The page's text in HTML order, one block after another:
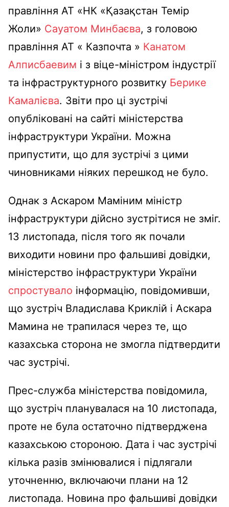
правління АТ «НК «Қазақстан Темір
Жоли» Сауатом Минбаєва, з головою
правління АТ « Казпочта » Канатом
Алписбаевим і з віце-міністром індустрії
та інфраструктурного розвитку Берике
Камалієва. Звіти про ці зустрічі
опубліковані на сайті міністерства
інфраструктури України. Можна
припустити, що для зустрічі з цими
чиновниками ніяких перешкод не було.
Однак з Аскаром Маміним міністр
інфраструктури дійсно зустрітися не зміг.
13 листопада, після того як почали
виходити новини про фальшиві довідки,
міністерство інфраструктури України
спростувало інформацію, повідомивши,
що зустріч Владислава Криклій і Аскара
Мамина не трапилася через те, що
казахська сторона не змогла підтвердити
час зустрічі.
Прес-служба міністерства повідомила,
що зустріч планувалася на 10 листопада,
проте не була остаточно підтверджена
казахською стороною. Дата і час зустрічі
кілька разів змінювалися і підлягали
уточненню, включаючи плани на 12
листопада. Новина про фальшиві довідки